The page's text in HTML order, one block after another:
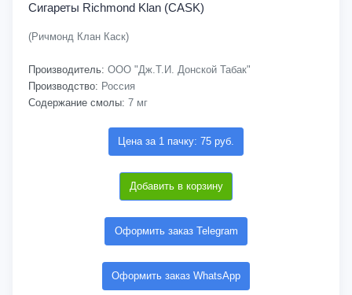
Сигареты Richmond Klan (CASK)
(Ричмонд Клан Каск)
Производитель: ООО "Дж.Т.И. Донской Табак"
Производство: Россия
Содержание смолы: 7 мг
Цена за 1 пачку: 75 руб.
Добавить в корзину
Оформить заказ Telegram
Оформить заказ WhatsApp